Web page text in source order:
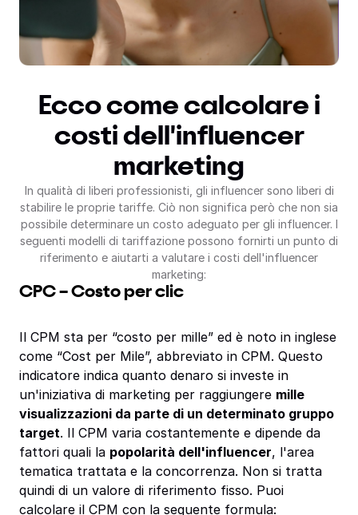
Ecco come calcolare i
costi dell'influencer
marketing
In qualità di liberi professionisti, gli influencer sono liberi di
stabilire le proprie tariffe. Ciò non significa però che non sia
possibile determinare un costo adeguato per gli influencer. I
seguenti modelli di tariffazione possono fornirti un punto di
riferimento e aiutarti a valutare i costi dell'influencer
marketing:
CPC – Costo per clic
Il CPM sta per “costo per mille” ed è noto in inglese
come “Cost per Mile”, abbreviato in CPM. Questo
indicatore indica quanto denaro si investe in
un'iniziativa di marketing per raggiungere mille
visualizzazioni da parte di un determinato gruppo
target. Il CPM varia costantemente e dipende da
fattori quali la popolarità dell'influencer, l'area
tematica trattata e la concorrenza. Non si tratta
quindi di un valore di riferimento fisso. Puoi
calcolare il CPM con la seguente formula: